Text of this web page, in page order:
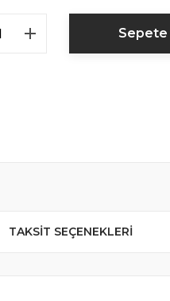
Sepete
TAKSIT SEÇENEKLERI